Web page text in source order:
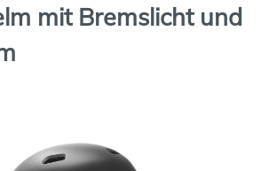
mit Bremslicht und